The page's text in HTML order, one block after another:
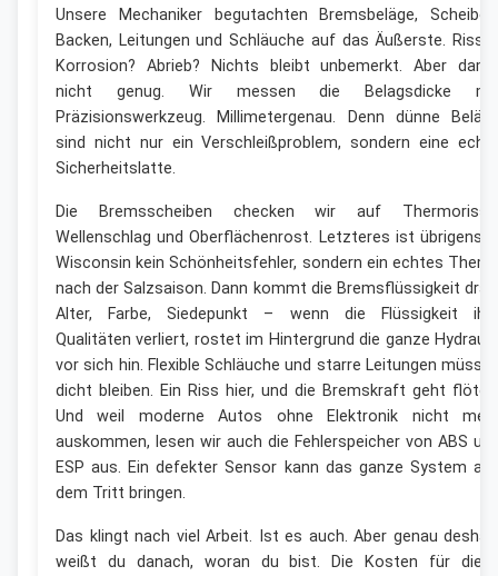
Unsere Mechaniker begutachten Bremsbeläge,
Backen, Leitungen und Schläuche auf das Äußerste.
Korrosion? Abrieb? Nichts bleibt unbemerkt. Aber
nicht genug. Wir messen die Belagsdicke
Präzisionswerkzeug. Millimetergenau. Denn dünne
sind nicht nur ein Verschleißproblem, sondern eine
Sicherheitslatte.
Die Bremsscheiben checken wir auf
Wellenschlag und Oberflächenrost. Letzteres ist übrigens
Wisconsin kein Schönheitsfehler, sondern ein echtes
nach der Salzsaison. Dann kommt die Bremsflüssigkeit
Alter, Farbe, Siedepunkt – wenn die Flüssigkeit
Qualitäten verliert, rostet im Hintergrund die ganze
vor sich hin. Flexible Schläuche und starre Leitungen
dicht bleiben. Ein Riss hier, und die Bremskraft geht
Und weil moderne Autos ohne Elektronik nicht
auskommen, lesen wir auch die Fehlerspeicher von ABS
ESP aus. Ein defekter Sensor kann das ganze System
dem Tritt bringen.
Das klingt nach viel Arbeit. Ist es auch. Aber genau
weißt du danach, woran du bist. Die Kosten für